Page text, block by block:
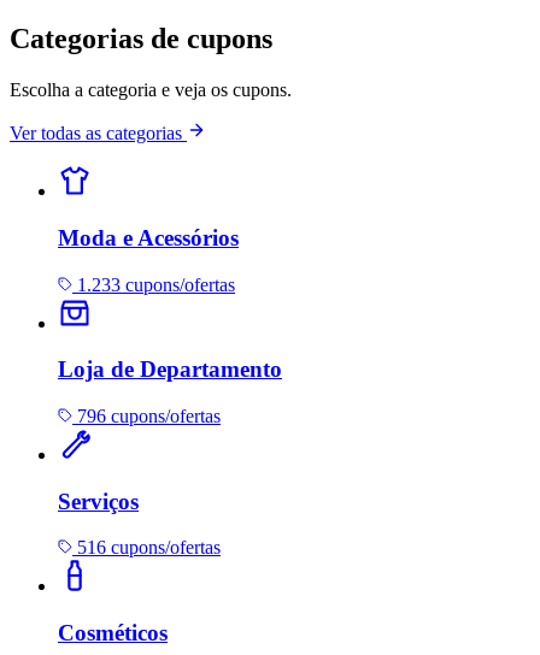
Categorias de cupons
Escolha a categoria e veja os cupons.
Ver todas as categorias
Moda e Acessórios
1.233 cupons/ofertas
Loja de Departamento
796 cupons/ofertas
Serviços
516 cupons/ofertas
Cosméticos